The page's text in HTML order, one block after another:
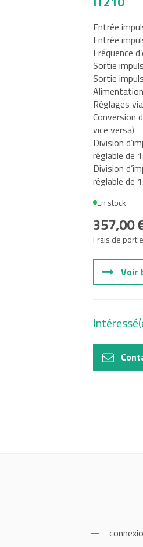
Entrée
Entrée
Fréquence
Sortie
Sortie
Réglages
Conversion
vice versa)
Division
réglable de
Division
réglable de
En stock
357,00
Frais de port
Voir